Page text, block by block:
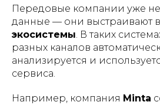
Передовые компании уже не
данные — они выстраивают
экосистемы. В таких
разных каналов
анализируется и
сервиса.
Например, компания Minta